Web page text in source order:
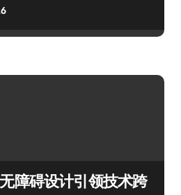
障碍设计引领技术跨